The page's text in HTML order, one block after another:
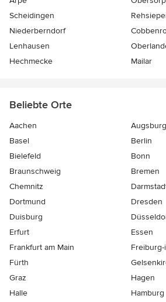
Scheidingen
Niederberndorf
Lenhausen
Hechmecke
Mailar
Beliebte Orte
Aachen
Augsburg
Basel
Berlin
Bielefeld
Bonn
Braunschweig
Bremen
Chemnitz
Dortmund
Dresden
Duisburg
Erfurt
Essen
Frankfurt am Main
Fürth
Graz
Hagen
Halle
Hamburg